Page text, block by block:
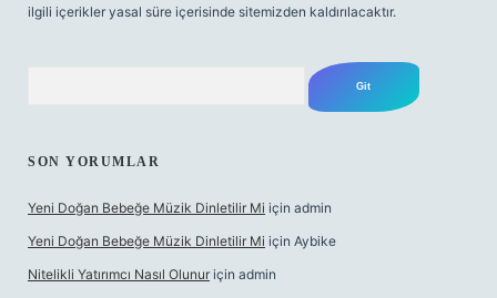
ilgili içerikler yasal süre içerisinde sitemizden kaldırılacaktır.
SON YORUMLAR
Yeni Doğan Bebeğe Müzik Dinletilir Mi için admin
Yeni Doğan Bebeğe Müzik Dinletilir Mi için Aybike
Nitelikli Yatırımcı Nasıl Olunur için admin